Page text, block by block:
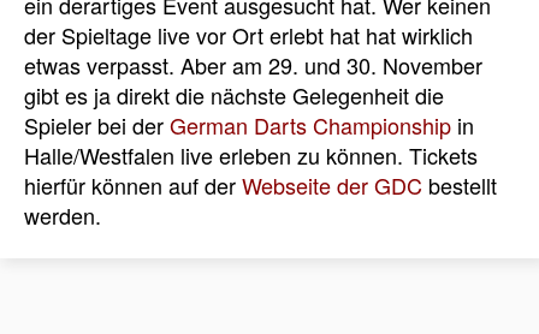
der Spieltage live vor Ort erlebt hat hat wirklich
etwas verpasst. Aber am 29. und 30. November
gibt es ja direkt die nächste Gelegenheit die
Spieler bei derGerman Darts Championship in
Halle/Westfalen live erleben zu können. Tickets
hierfür können auf derWebseite der GDC bestellt
werden.